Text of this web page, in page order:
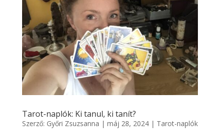
Tarot-naplók: Ki tanul, ki tanít?
Szerző: Győri Zsuzsanna | máj 28, 2024| Tarot-naplók